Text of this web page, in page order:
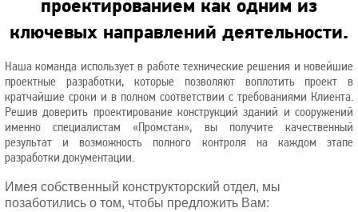
проектированием как одним из
ключевых направлений деятельности.
Наша команда использует в работе технические решения и новейшие
проектные разработки, которые позволяют воплотить проект в
кратчайшие сроки и в полном соответствии с требованиями Клиента.
Решив доверить проектирование конструкций зданий и сооружений
именно специалистам «Промстан», вы получите качественный
результат и возможность полного контроля на каждом этапе
разработки документации.
Имея собственный конструкторский отдел, мы
позаботились о том, чтобы предложить Вам: